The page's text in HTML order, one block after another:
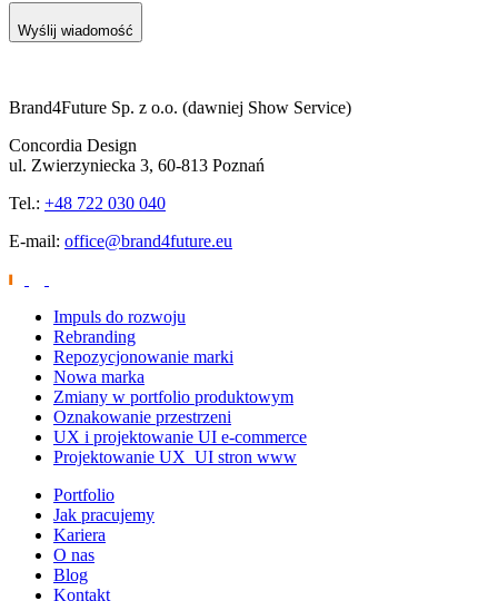
Wyślij wiadomość
Brand4Future Sp. z o.o. (dawniej Show Service)
Concordia Design
ul. Zwierzyniecka 3, 60-813 Poznań
Tel.: +48 722 030 040
E-mail: office@brand4future.eu
Impuls do rozwoju
Rebranding
Repozycjonowanie marki
Nowa marka
Zmiany w portfolio produktowym
Oznakowanie przestrzeni
UX i projektowanie UI e-commerce
Projektowanie UX_UI stron www
Portfolio
Jak pracujemy
Kariera
O nas
Blog
Kontakt